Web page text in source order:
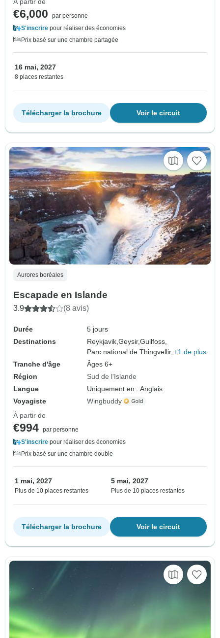
€6,000
par personne
S'inscrire pour réaliser des économies
Prix basé sur une chambre partagée
16 mai, 2027
8 places restantes
Voir le circuit
Télécharger la brochure
Aurores boréales
Escapade en Islande
3.9 (8 avis)
Durée
5 jours
Destinations
Reykjavik,Geysir,Gullfoss,
Parc national de Thingvellir, +1 de plus
Tranche d'âge
Âges 6+
Région
Sud de l'Islande
Langue
Uniquement en : Anglais
Voyagiste
Wingbuddy
À partir de
€994 par personne
S'inscrire pour réaliser des économies
Prix basé sur une chambre double
1 mai, 2027
Plus de 10 places restantes
5 mai, 2027
Plus de 10 places restantes
Voir le circuit
Télécharger la brochure